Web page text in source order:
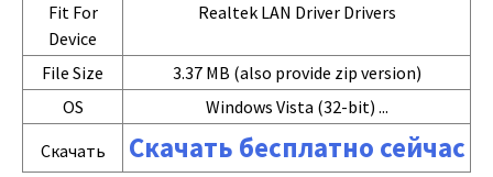
Fit For
Device
Realtek LAN Driver Drivers
File Size
3.37 MB (also provide zip version)
OS
Windows Vista (32-bit) ...
Скачать
Скачать бесплатно сейчас